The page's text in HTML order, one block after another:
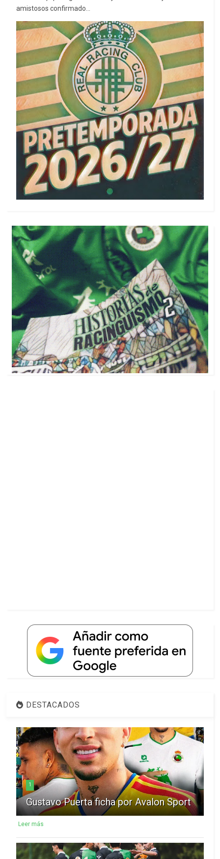
amistosos confirmado...
DESTACADOS
1
Gustavo Puerta ficha por Avalon Sport
Leer más